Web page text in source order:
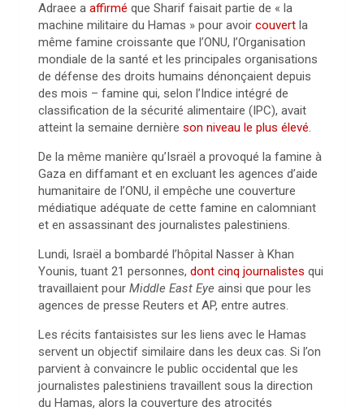
Adraee a affirmé que Sharif faisait partie de « la
machine militaire du Hamas » pour avoir couvert la
même famine croissante que l’ONU, l’Organisation
mondiale de la santé et les principales organisations
de défense des droits humains dénonçaient depuis
des mois – famine qui, selon l’Indice intégré de
classification de la sécurité alimentaire (IPC), avait
atteint la semaine dernière son niveau le plus élevé.
De la même manière qu’Israël a provoqué la famine à
Gaza en diffamant et en excluant les agences d’aide
humanitaire de l’ONU, il empêche une couverture
médiatique adéquate de cette famine en calomniant
et en assassinant des journalistes palestiniens.
Lundi, Israël a bombardé l’hôpital Nasser à Khan
Younis, tuant 21 personnes, dont cinq journalistes qui
travaillaient pour Middle East Eye ainsi que pour les
agences de presse Reuters et AP, entre autres.
Les récits fantaisistes sur les liens avec le Hamas
servent un objectif similaire dans les deux cas. Si l’on
parvient à convaincre le public occidental que les
journalistes palestiniens travaillent sous la direction
du Hamas, alors la couverture des atrocités